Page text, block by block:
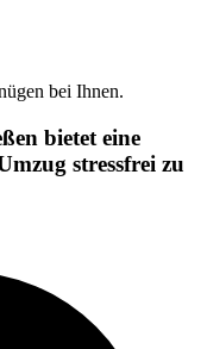
bei Ihnen.
bietet eine
stressfrei zu